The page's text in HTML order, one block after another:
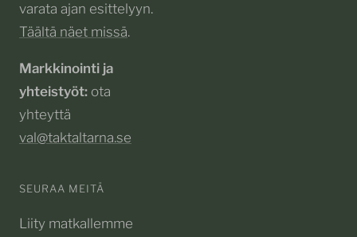
varata ajan esittelyyn.
Täältä näet missä.
Markkinointi ja
yhteistyöt: ota
yhteyttä
val@taktaltarna.se
SEURAA MEITÄ
Liity matkallemme